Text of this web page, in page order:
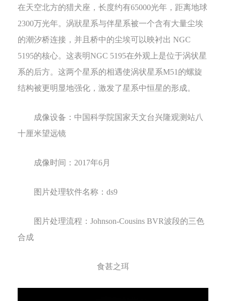
在天空北方的猎犬座，长度约有65000光年，距离地球
2300万光年。涡狀星系与伴星系被一个含有大量尘埃
的潮汐桥连接，并且桥中的尘埃可以映衬出 NGC
5195的核心。这表明NGC 5195在外观上是位于涡状星
系的后方。这两个星系的相遇使涡状星系M51 的螺旋
结构被更明显地强化 ，激发了星系中恒星的形成。
成像设备 ： 中国科学院国家天文台兴隆观测站八
十厘米望远镜
成像时间： 2017年6月
图片处理软件名称 ： ds9
图片处理流程 ： Johnson-Cousins BVR波段的三色
合成
食甚之珥